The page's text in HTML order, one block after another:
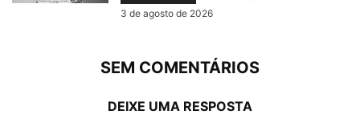
3 de agosto de 2026
SEM COMENTÁRIOS
DEIXE UMA RESPOSTA